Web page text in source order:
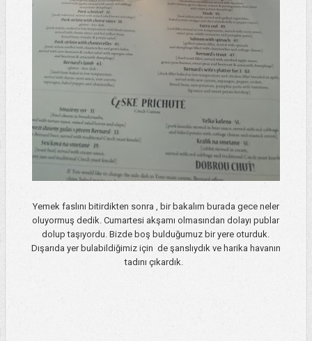
Yemek faslını bitirdikten sonra , bir bakalım burada gece neler
oluyormuş dedik. Cumartesi akşamı olmasından dolayı publar
dolup taşıyordu. Bizde boş bulduğumuz bir yere oturduk.
Dışarıda yer bulabildiğimiz için de şanslıydık ve harika havanın
tadını çıkardık.